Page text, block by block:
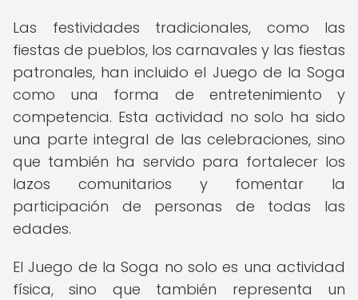
Las festividades tradicionales, como las
fiestas de pueblos, los carnavales y las fiestas
patronales, han incluido el Juego de la Soga
como una forma de entretenimiento y
competencia. Esta actividad no solo ha sido
una parte integral de las celebraciones, sino
que también ha servido para fortalecer los
lazos comunitarios y fomentar la
participación de personas de todas las
edades.
El Juego de la Soga no solo es una actividad
física, sino que también representa un